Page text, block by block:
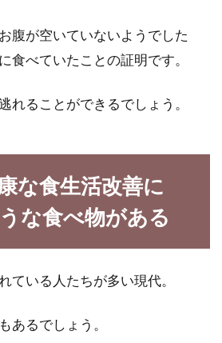
ロリー制限と糖質制限を両方する
売されていますね。でも、ダイエットとい
ば、カ...
タミンの種類やどれくらいの数が
腹が空いていないようでした
食べていたことの証明です。
れることができるでしょう。
な食生活改善に
な食べ物がある
ている人たちが多い現代。
あるでしょう。